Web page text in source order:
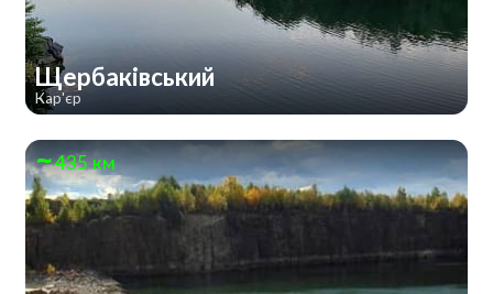
Щербаківський
Кар'єр
435 км